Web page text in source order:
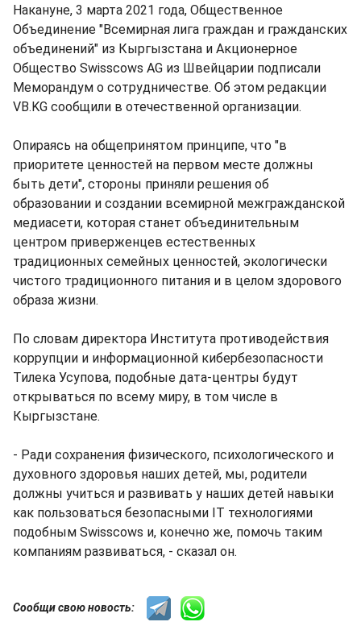
Накануне, 3 марта 2021 года, Общественное
Объединение "Всемирная лига граждан и гражданских
объединений" из Кыргызстана и Акционерное
Общество Swisscows AG из Швейцарии подписали
Меморандум о сотрудничестве. Об этом редакции
VB.KG сообщили в отечественной организации.
Опираясь на общепринятом принципе, что "в
приоритете ценностей на первом месте должны
быть дети", стороны приняли решения об
образовании и создании всемирной межгражданской
медиасети, которая станет объединительным
центром приверженцев естественных
традиционных семейных ценностей, экологически
чистого традиционного питания и в целом здорового
образа жизни.
По словам директора Института противодействия
коррупции и информационной кибербезопасности
Тилека Усупова, подобные дата-центры будут
открываться по всему миру, в том числе в
Кыргызстане.
- Ради сохранения физического, психологического и
духовного здоровья наших детей, мы, родители
должны учиться и развивать у наших детей навыки
как пользоваться безопасными IT технологиями
подобным Swisscows и, конечно же, помочь таким
компаниям развиваться, - сказал он.
Сообщи свою новость: